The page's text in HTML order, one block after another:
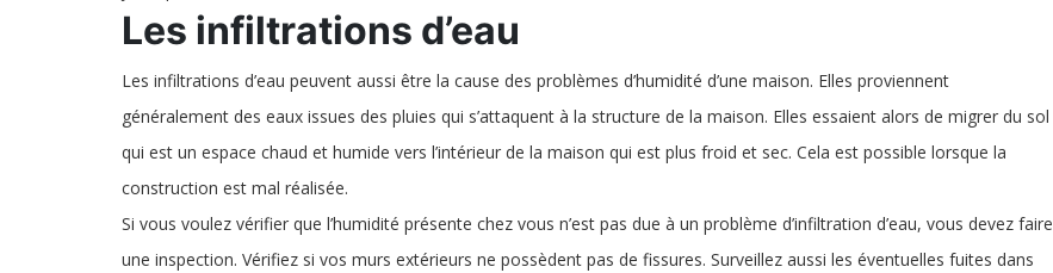
Les infiltrations d’eau
Les infiltrations d’eau peuvent aussi être la cause des problèmes d’humidité d’une maison. Elles proviennent
généralement des eaux issues des pluies qui s’attaquent à la structure de la maison. Elles essaient alors de migrer du sol
qui est un espace chaud et humide vers l’intérieur de la maison qui est plus froid et sec. Cela est possible lorsque la
construction est mal réalisée.
Si vous voulez vérifier que l’humidité présente chez vous n’est pas due à un problème d’infiltration d’eau, vous devez faire
une inspection. Vérifiez si vos murs extérieurs ne possèdent pas de fissures. Surveillez aussi les éventuelles fuites dans